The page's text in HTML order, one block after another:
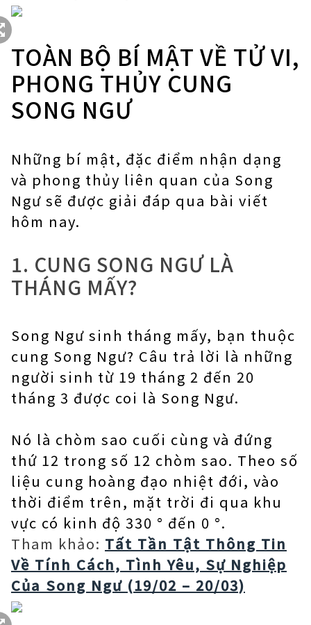
TOÀN BỘ BÍ MẬT VỀ TỬ VI,
PHONG THỦY CUNG
SONG NGƯ
Những bí mật, đặc điểm nhận dạng
và phong thủy liên quan của Song
Ngư sẽ được giải đáp qua bài viết
hôm nay.
1. CUNG SONG NGƯ LÀ
THÁNG MẤY?
Song Ngư sinh tháng mấy, bạn thuộc
cung Song Ngư? Câu trả lời là những
người sinh từ 19 tháng 2 đến 20
tháng 3 được coi là Song Ngư.
Nó là chòm sao cuối cùng và đứng
thứ 12 trong số 12 chòm sao. Theo số
liệu cung hoàng đạo nhiệt đới, vào
thời điểm trên, mặt trời đi qua khu
vực có kinh độ 330 ° đến 0 °.
Tham khảo: Tất Tần Tật Thông Tin
Về Tính Cách, Tình Yêu, Sự Nghiệp
Của Song Ngư (19/02 – 20/03)